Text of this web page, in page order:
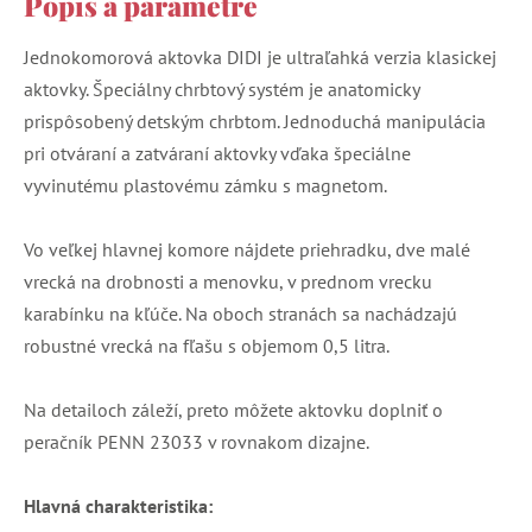
Jednokomorová aktovka DIDI je ultraľahká verzia klasickej
aktovky. Špeciálny chrbtový systém je anatomicky
prispôsobený detským chrbtom. Jednoduchá manipulácia
pri otváraní a zatváraní aktovky vďaka špeciálne
vyvinutému plastovému zámku s magnetom.
Vo veľkej hlavnej komore nájdete priehradku, dve malé
vrecká na drobnosti a menovku, v prednom vrecku
karabínku na kľúče. Na oboch stranách sa nachádzajú
robustné vrecká na fľašu s objemom 0,5 litra.
Na detailoch záleží, preto môžete aktovku doplniť o
peračník PENN 23033 v rovnakom dizajne.
Hlavná charakteristika: